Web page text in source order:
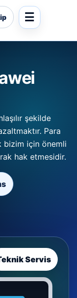
şekilde
Para
bizim için önemli
hak etmesidir.
Servis